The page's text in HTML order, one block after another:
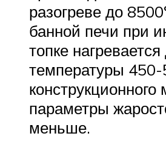
разогреве до
банной печи при
топке нагревается
температуры
конструкционного
параметры
меньше.